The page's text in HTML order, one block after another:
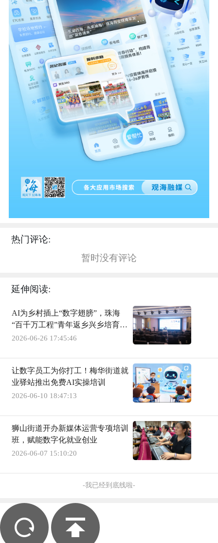
热门评论:
暂时没有评论
延伸阅读:
AI为乡村插上“数字翅膀”，珠海
“百千万工程”青年返乡兴乡培育计
划首期开班
2026-06-26 17:45:46
让数字员工为你打工！梅华街道就
业驿站推出免费AI实操培训
2026-06-10 18:47:13
狮山街道开办新媒体运营专项培训
班，赋能数字化就业创业
2026-06-07 15:10:20
-我已经到底线啦-